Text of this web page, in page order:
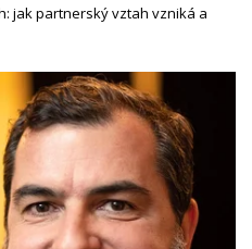
jak partnerský vztah vzniká a